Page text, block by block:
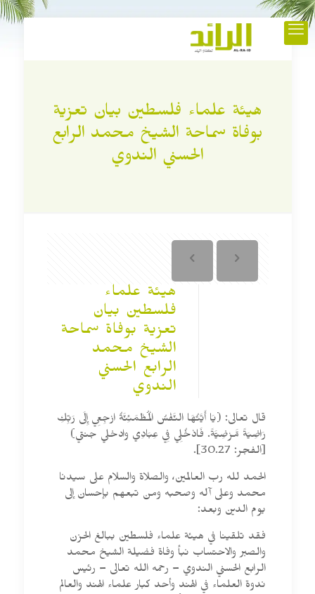
هيئة علماء فلسطين بيان تعزية
بوفاة سماحة الشيخ محمد الرابع
الحسني الندوي
هيئة علماء
فلسطين بيان
تعزية بوفاة سماحة
الشيخ محمد
الرابع الحسني
الندوي
قال تعالى: (يَا أَيَّتُهَا النَّفْسُ الْمُطْمَئِنَّةُ ارْجِعِي إِلَى رَبِّكِ
رَاضِيَةً مَّرْضِيَّةً. فَادْخُلِي فِي عِبَادِي وادخلي جنتي)
[الفجر: 30.27].
الحمد لله رب العالمين، والصلاة والسلام على سيدنا
محمد وعلى آله وصحبه ومن تبعهم بإحسان إلى
يوم الدين وبعد:
فقد تلقينا في هيئة علماء فلسطين ببالغ الحزن
والصبر والاحتساب نبأ وفاة فضيلة الشيخ محمد
الرابع الحسني الندوي – رحمه الله تعالى – رئيس
ندوة العلماء في الهند وأحد كبار علماء الهند والعالم